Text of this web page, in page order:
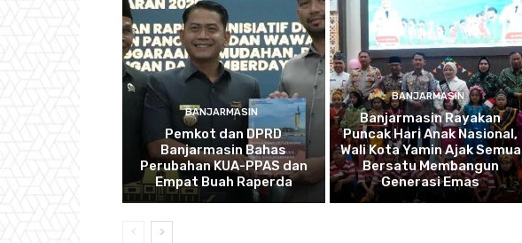
BANJARMASIN
Pemkot dan DPRD
Banjarmasin Bahas
Perubahan KUA-PPAS dan
Empat Buah Raperda
BANJARMASIN
Banjarmasin Rayakan
Puncak Hari Anak Nasional,
Wali Kota Yamin Ajak Semua
Bersatu Membangun
Generasi Emas